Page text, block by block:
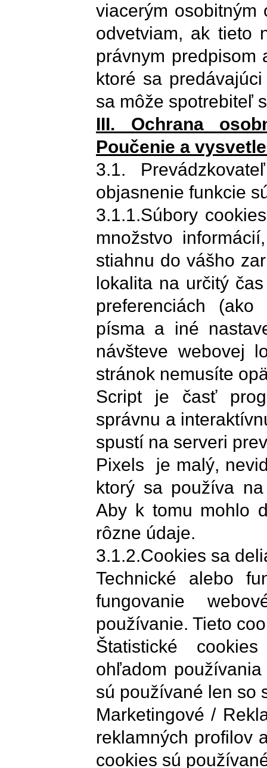
viacerým osobitným
odvetviam, ak tieto
právnym predpisom
ktoré sa
sa môže spotrebiteľ
III. Ochrana
Poučenie a
3.1.
objasnenie funkcie
3.1.1.Súbory
množstvo
stiahnu do vášho
lokalita na určitý
preferenciách
písma a iné
návšteve webovej
stránok nemusíte
Script je časť
správnu a
spustí na serveri
Pixels je malý,
ktorý sa používa na
Aby k tomu mohlo
rôzne údaje.
3.1.2.Cookies sa
Technické alebo
fungovanie
používanie. Tieto
Štatistické
ohľadom
sú používané len so
Marketingové /
reklamných profilov
cookies sú